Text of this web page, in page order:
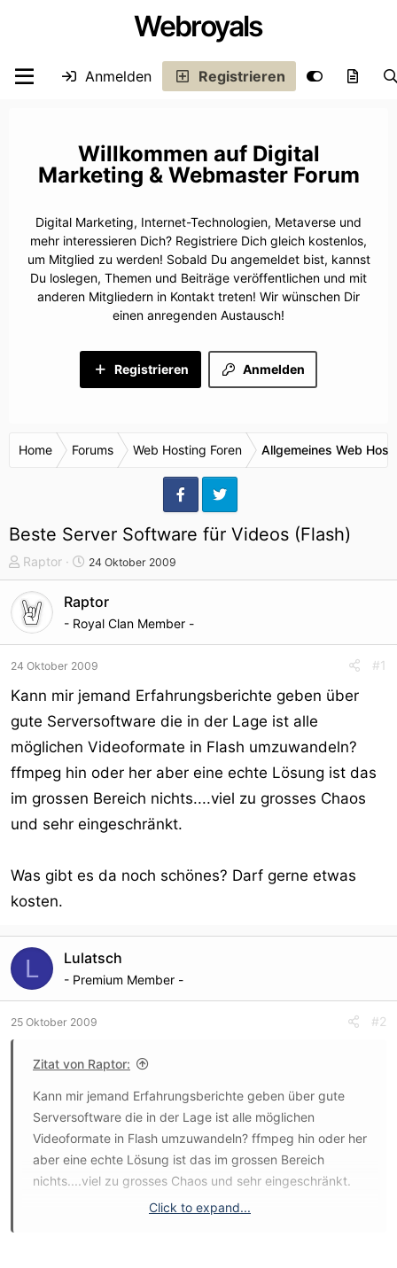
Webroyals
Anmelden Registrieren
Digital
Marketing & Webmaster Forum
Digital Marketing, Internet-Technologien, Metaverse und
mehr interessieren Dich? Registriere Dich gleich kostenlos,
um Mitglied zu werden! Sobald Du angemeldet bist, kannst
Du loslegen, Themen und Beiträge veröffentlichen und mit
anderen Mitgliedern in Kontakt treten! Wir wünschen Dir
einen anregenden Austausch!
Anmelden
Registrieren
Home Forums Web Hosting Foren Allgemeines Web
Beste Server Software für Videos (Flash)
T
h
e
m
e
s
t
r
t
Raptor
S
t
a
t
a
t
m
24 Oktober 2009
Raptor
- Royal Clan Member -
24 Oktober 2009 #1
Kann mir jemand Erfahrungsberichte geben über
gute Serversoftware die in der Lage ist alle
möglichen Videoformate in Flash umzuwandeln?
ffmpeg hin oder her aber eine echte Lösung ist das
im grossen Bereich nichts....viel zu grosses Chaos
und sehr eingeschränkt.
Was gibt es da noch schönes? Darf gerne etwas
kosten.
L Lulatsch
- Premium Member -
25 Oktober 2009 #2
Zitat von Raptor:
Kann mir jemand Erfahrungsberichte geben über gute
Serversoftware die in der Lage ist alle möglichen
Videoformate in Flash umzuwandeln? ffmpeg hin oder her
aber eine echte Lösung ist das im grossen Bereich
nichts....viel zu grosses Chaos und sehr eingeschränkt.
Click to expand...